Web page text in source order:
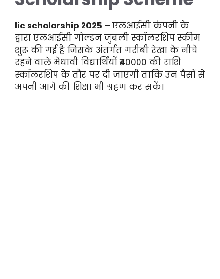
lic scholarship 2025 – एलआईसी कंपनी के
द्वारा एलआईसी गोल्डन जुबली स्कॉलरशिप स्कीम
शुरू की गई है जिसके अंतर्गत गरीबी रेखा के नीचे
रहने वाले मेधावी विद्यार्थियों ₹40000 की राशि
स्कॉलरशिप के तौर पर दी जाएगी ताकि उन पैसों से
अपनी आगे की शिक्षा भी ग्रहण कर सकें।